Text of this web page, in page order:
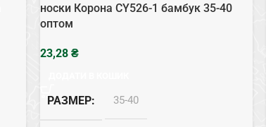
носки Корона CY526-1 бамбук 35-40
оптом
₴
РАЗМЕР 35-40